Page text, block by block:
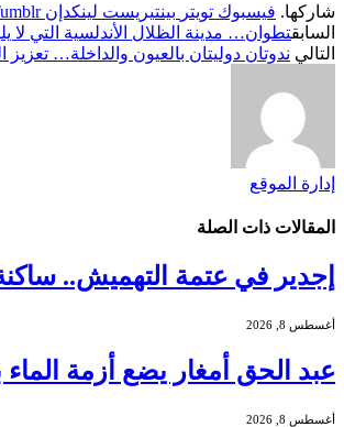
شاركها. فيسبوك تويتر بينتيريست لينكدإن
السابقتطوان… مدينة الظلال الأندلسية التي لا
التالي ندوتان دوليتان بالعيون والداخلة…
إدارة الموقع
المقالات ذات الصلة
إجدير في عتمة التهميش..
أغسطس 8, 2026
عبد الحق أمغار يضع أزمة
أغسطس 8, 2026